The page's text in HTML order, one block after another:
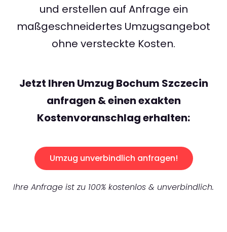
und erstellen auf Anfrage ein
maßgeschneidertes Umzugsangebot
ohne versteckte Kosten.
Jetzt Ihren Umzug Bochum Szczecin
anfragen & einen exakten
Kostenvoranschlag erhalten:
Umzug unverbindlich anfragen!
Ihre Anfrage ist zu 100% kostenlos & unverbindlich.